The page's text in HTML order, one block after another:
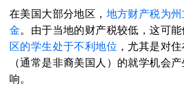
在美国大部分地区， 地方财产税为
金。由于当地的财产税较低，这可能
区的学生处于不利地位 ，尤其是对
（通常是非裔美国人）的就学机会
响。